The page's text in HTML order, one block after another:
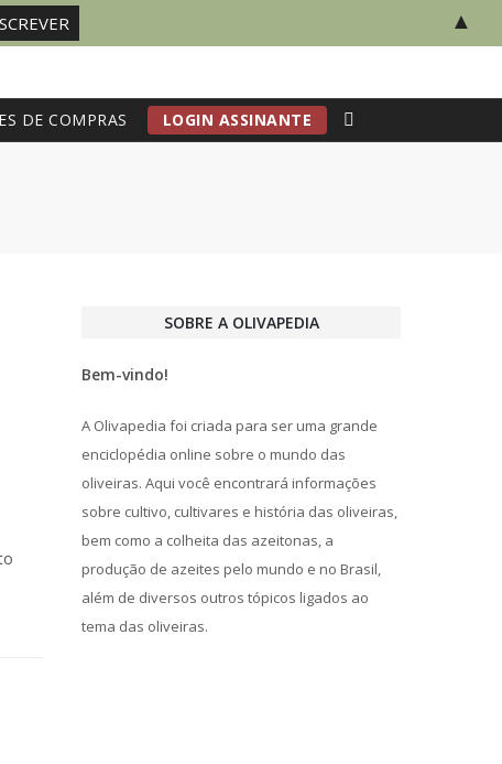
DE COMPRAS LOGIN ASSINANTE
SOBRE A OLIVAPEDIA
Bem-vindo!
A Olivapedia foi criada para ser uma grande
enciclopédia online sobre o mundo das
oliveiras. Aqui você encontrará informações
sobre cultivo, cultivares e história das oliveiras,
bem como a colheita das azeitonas, a
produção de azeites pelo mundo e no Brasil,
além de diversos outros tópicos ligados ao
tema das oliveiras.
▲